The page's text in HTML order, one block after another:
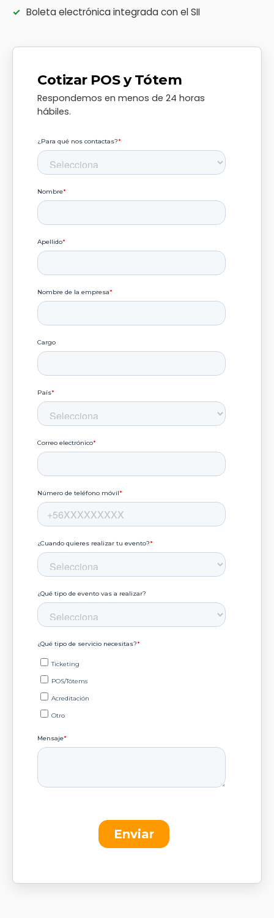
✓ Boleta electrónica integrada con el SII
Cotizar POS y Tótem
Respondemos en menos de 24 horas
hábiles.